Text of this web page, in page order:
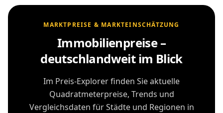
MARKTPREISE & MARKTEINSCHÄTZUNG
Immobilienpreise –
deutschlandweit im Blick
Im Preis-Explorer finden Sie aktuelle
Quadratmeterpreise, Trends und
Vergleichsdaten für Städte und Regionen in